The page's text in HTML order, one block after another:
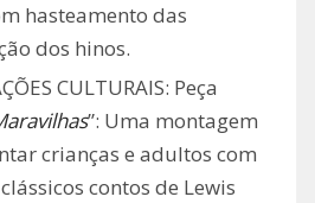
hasteamento das
dos hinos.
CULTURAIS: Peça
”: Uma montagem
crianças e adultos com
contos de Lewis